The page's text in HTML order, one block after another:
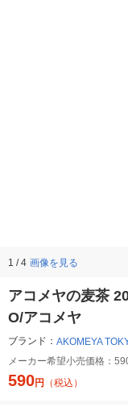
1 / 4 画像を見る
アコメヤの麦茶
O/アコメヤ
ブランド： AKOMEYA
メーカー希望小売価格：
590円 （税込）